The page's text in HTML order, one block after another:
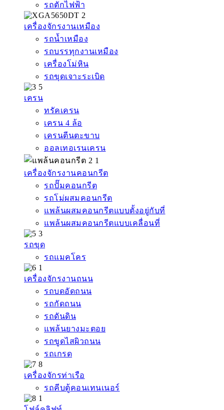
รถตักไฟฟ้า
เครื่องจักรงานเหมือง
รถน้ำเหมือง
รถบรรทุกงานเหมือง
เครื่องโม่หิน
รถขุดเจาะระเบิด
เครน
ทรัคเครน
เครน 4 ล้อ
เครนตีนตะขาบ
ออลเทอเรนเครน
เครื่องจักรงานคอนกรีต
รถปั๊มคอนกรีต
รถโม่ผสมคอนกรีต
แพล้นผสมคอนกรีตแบบตั้งอยู่กับที่
แพล้นผสมคอนกรีตแบบเคลื่อนที่
รถขุด
รถแมคโคร
เครื่องจักรงานถนน
รถบดอัดถนน
รถกัดถนน
รถดันดิน
แพล้นยางมะตอย
รถขูดไสผิวถนน
รถเกรด
เครื่องจักรท่าเรือ
รถคีบตู้คอนเทนเนอร์